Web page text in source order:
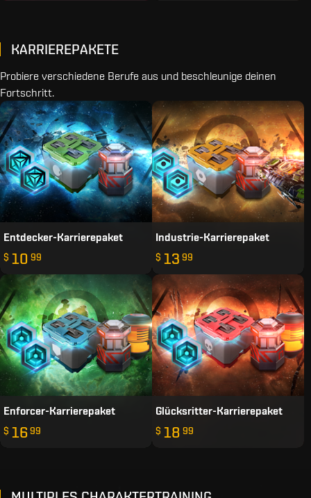
KARRIEREPAKETE
Probiere verschiedene Berufe aus und beschleunige deinen
Fortschritt.
Entdecker-Karrierepaket
$ 10 99
Industrie-Karrierepaket
$ 13 99
Enforcer-Karrierepaket
$ 1699
Glücksritter-Karrierepaket
$ 18 99